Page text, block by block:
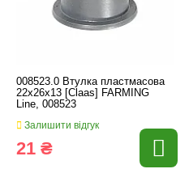
008523.0 Втулка пластмасова
22x26x13 [Claas] FARMING
Line, 008523
Залишити відгук
21 ₴